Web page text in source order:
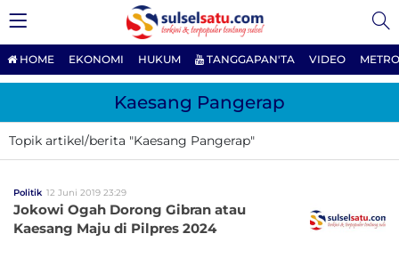
HOME EKONOMI HUKUM TANGGAPAN'TA VIDEO
Kaesang Pangerap
Topik artikel/berita "Kaesang Pangerap"
Politik 12 Juni 2019 23:29
Jokowi Ogah Dorong Gibran atau
Kaesang Maju di Pilpres 2024